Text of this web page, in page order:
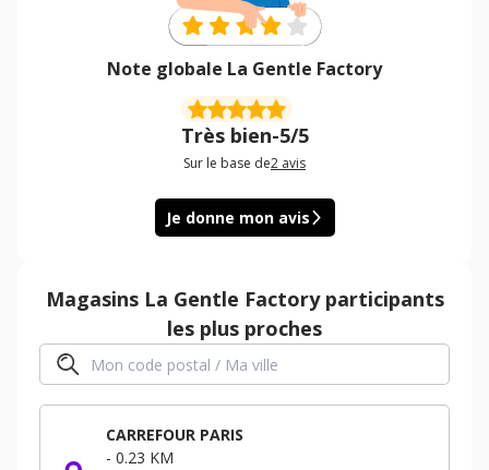
Note globale La Gentle Factory
Très bien-5/5
Sur le base de2 avis
Je donne mon avis
Magasins La Gentle Factory participants
les plus proches
CARREFOUR PARIS
- 0.23 KM